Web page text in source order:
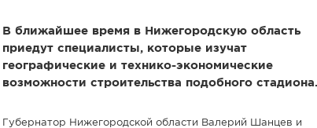
В ближайшее время в Нижегородскую область
приедут специалисты, которые изучат
географические и технико-экономические
возможности строительства подобного стадиона.
Губернатор Нижегородской области Валерий Шанцев и